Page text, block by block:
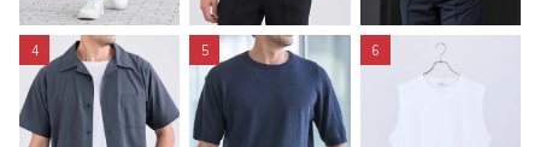
4 5 6